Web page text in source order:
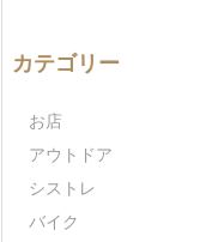
カテゴリー
お店
アウトドア
シストレ
バイク